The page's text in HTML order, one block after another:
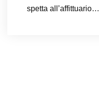
spetta all’affittuario…